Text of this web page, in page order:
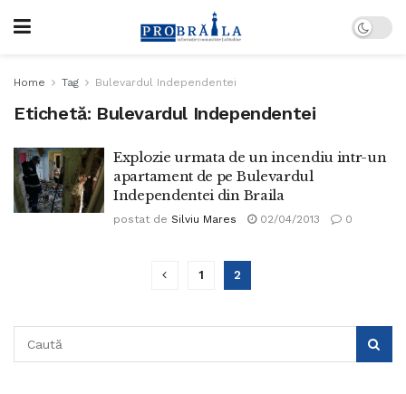
Home Tag Bulevardul Independentei
Etichetă: Bulevardul Independentei
Explozie urmata de un incendiu intr-un
apartament de pe Bulevardul
Independentei din Braila
postat de Silviu Mares 02/04/2013 0
1 2